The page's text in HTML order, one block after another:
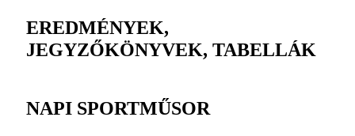
EREDMÉNYEK,
JEGYZŐKÖNYVEK, TABELLÁK
NAPI SPORTMŰSOR